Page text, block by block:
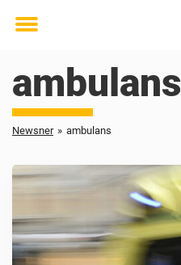
Toggle
ambulans
Newsner » ambulans